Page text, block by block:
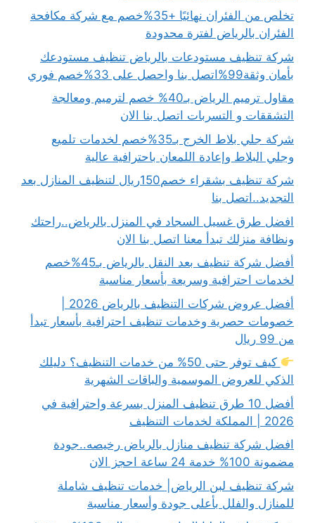
تخلص من الفئران نهائيًا +35%خصم مع شركة مكافحة
الفئران بالرياض لفترة محدودة
شركة تنظيف مستودعات بالرياض تنظيف مستودعك
بأمان وثقة99%اتصل بنا واحصل على 33%خصم فوري
مقاول ترميم الرياض بـ40% خصم لترميم ومعالجة
التشققات و التسربات اتصل بنا الان
شركة جلي بلاط الخرج بـ35%خصم لخدمات تلميع
وجلي البلاط وإعادة اللمعان باحترافية عالية
شركة تنظيف بشقراء خصم150ريال لتنظيف المنازل بعد
التجديد..اتصل بنا
افضل طرق غسيل السجاد في المنزل بالرياض..راحتك
ونظافة منزلك تبدأ معنا اتصل بنا الان
أفضل شركة تنظيف بعد النقل بالرياض بـ45%خصم
لخدمات احترافية وسريعة بأسعار مناسبة
خصومات حصرية وخدمات تنظيف احترافية بأسعار تبدأ
من 99 ريال
كيف توفر حتى 50% من خدمات التنظيف؟ دليلك
الذكي للعروض الموسمية والباقات الشهرية
أفضل 10 طرق تنظيف المنزل بسرعة واحترافية في
2026 | المملكة لخدمات التنظيف
افضل شركة تنظيف منازل بالرياض رخيصه..جودة
مضمونة 100% خدمة 24 ساعة احجز الان
شركة تنظيف لبن الرياض| خدمات تنظيف شاملة
للمنازل والفلل بأعلى جودة وأسعار مناسبة